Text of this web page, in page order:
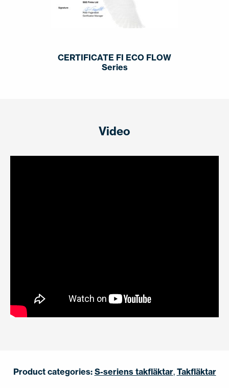
CERTIFICATE FI ECO FLOW
Series
Video
Product categories: S-seriens takfläktar, Takfläktar